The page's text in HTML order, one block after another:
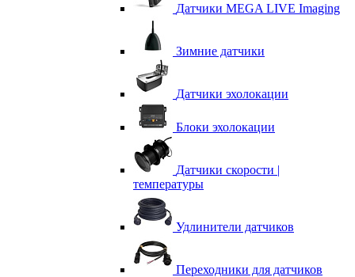
Датчики MEGA LIVE Imaging
Зимние датчики
Датчики эхолокации
Блоки эхолокации
Датчики скорости |
температуры
Удлинители датчиков
Переходники для датчиков